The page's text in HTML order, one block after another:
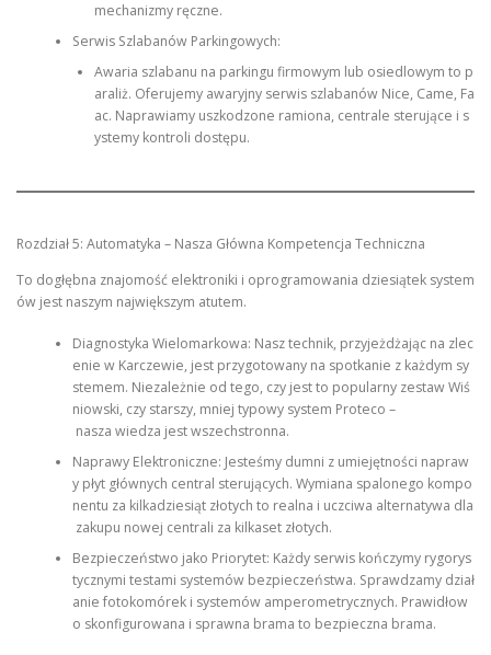
mechanizmy ręczne.
Serwis Szlabanów Parkingowych:
Awaria szlabanu na parkingu firmowym lub osiedlowym to p
araliż. Oferujemy awaryjny serwis szlabanów Nice, Came, Fa
ac. Naprawiamy uszkodzone ramiona, centrale sterujące i s
ystemy kontroli dostępu.
Rozdział 5: Automatyka – Nasza Główna Kompetencja Techniczna
To dogłębna znajomość elektroniki i oprogramowania dziesiątek system
ów jest naszym największym atutem.
Diagnostyka Wielomarkowa: Nasz technik, przyjeżdżając na zlec
enie w Karczewie, jest przygotowany na spotkanie z każdym sy
stemem. Niezależnie od tego, czy jest to popularny zestaw Wiś
niowski, czy starszy, mniej typowy system Proteco –
nasza wiedza jest wszechstronna.
Naprawy Elektroniczne: Jesteśmy dumni z umiejętności napraw
y płyt głównych central sterujących. Wymiana spalonego kompo
nentu za kilkadziesiąt złotych to realna i uczciwa alternatywa dla
zakupu nowej centrali za kilkaset złotych.
Bezpieczeństwo jako Priorytet: Każdy serwis kończymy rygorys
tycznymi testami systemów bezpieczeństwa. Sprawdzamy dział
anie fotokomórek i systemów amperometrycznych. Prawidłow
o skonfigurowana i sprawna brama to bezpieczna brama.